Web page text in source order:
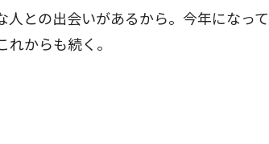
人との出会いがあるから。今年になっ
れからも続く。